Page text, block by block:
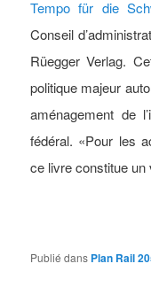
Tempo für die
Conseil
Rüegger Verlag.
politique majeur
aménagement de
fédéral. «Pour les
ce livre constitue
Publié dans Plan Rail